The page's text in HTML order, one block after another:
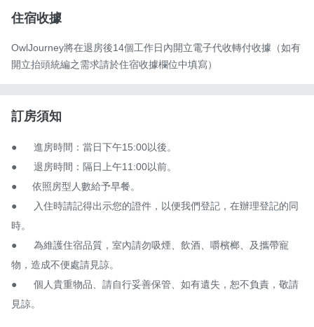
住宿收據
OwlJourney將在退房後14個工作日內開立電子代收轉付收據（如有
開立抬頭統編之需求請於住宿收據欄位中填寫）
訂房須知
●　	進房時間：當日下午15:00以後。
●　	退房時間：隔日上午11:00以前。
●　  依照房型人數給予早餐。
●　	入住時請記得出示您的證件，以便我們登記，在辦理登記的同
時。
●　	為維護住宿品質，室內請勿吸煙、飲酒、嚼檳榔、及攜帶寵
物，造成不便處請見諒。
●　	個人貴重物品、請自行妥善保管、如有遺失，恕不負責，敬請
見諒。